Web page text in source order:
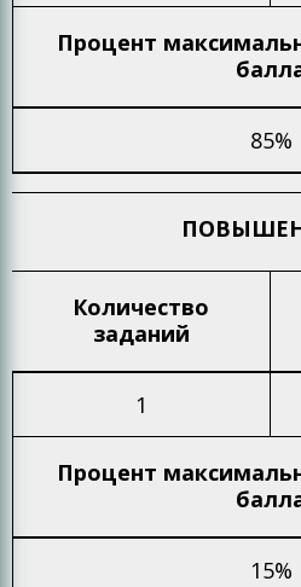
Процент
85%
Количество
заданий
1
Процент
15%